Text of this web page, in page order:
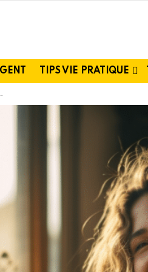
TIPS VIE PRATIQUE